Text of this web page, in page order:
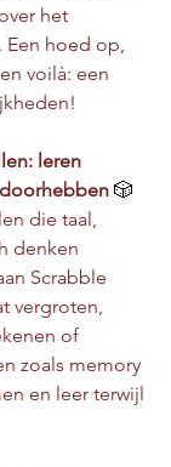
het
Een hoed op,
voilà: een
leren
🎲
die taal,
denken
Scrabble
vergroten,
of
zoals memory
en leer terwijl